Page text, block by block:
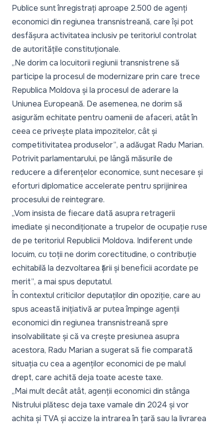
Publice sunt înregistrați aproape 2.500 de agenți
economici din regiunea transnistreană, care își pot
desfășura activitatea inclusiv pe teritoriul controlat
de autoritățile constituționale.
„Ne dorim ca locuitorii regiunii transnistrene să
participe la procesul de modernizare prin care trece
Republica Moldova și la procesul de aderare la
Uniunea Europeană. De asemenea, ne dorim să
asigurăm echitate pentru oamenii de afaceri, atât în
ceea ce privește plata impozitelor, cât și
competitivitatea produselor”, a adăugat Radu Marian.
Potrivit parlamentarului, pe lângă măsurile de
reducere a diferențelor economice, sunt necesare și
eforturi diplomatice accelerate pentru sprijinirea
procesului de reintegrare.
„Vom insista de fiecare dată asupra retragerii
imediate și necondiționate a trupelor de ocupație ruse
de pe teritoriul Republicii Moldova. Indiferent unde
locuim, cu toții ne dorim corectitudine, o contribuție
echitabilă la dezvoltarea țării și beneficii acordate pe
merit”, a mai spus deputatul.
În contextul criticilor deputaților din opoziție, care au
spus această inițiativă ar putea împinge agenții
economici din regiunea transnistreană spre
insolvabilitate și că va crește presiunea asupra
acestora, Radu Marian a sugerat să fie comparată
situația cu cea a agenților economici de pe malul
drept, care achită deja toate aceste taxe.
„Mai mult decât atât, agenții economici din stânga
Nistrului plătesc deja taxe vamale din 2024 și vor
achita și TVA și accize la intrarea în țară sau la livrarea